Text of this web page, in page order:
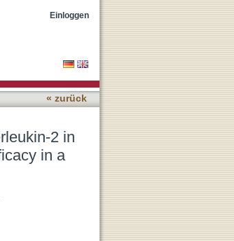
with stage
Einloggen
« zurück
2 in
in a